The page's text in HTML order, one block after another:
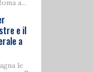
a...
e il
a
le